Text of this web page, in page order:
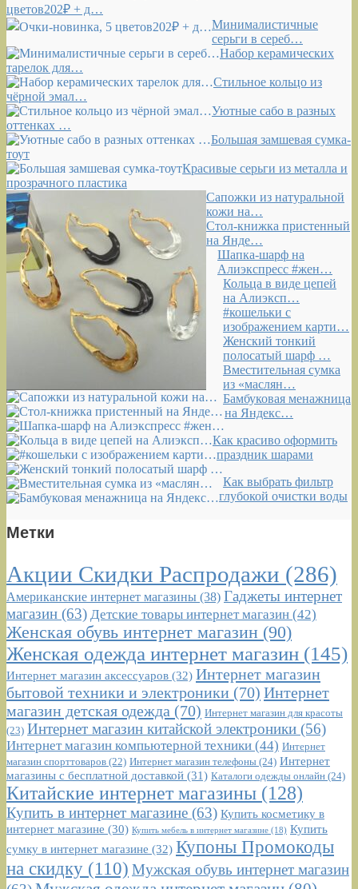
цветов202₽ + д…
Минималистичные
серьги в сереб…
Набор керамических
тарелок для…
Стильное кольцо из
чёрной эмал…
Уютные сабо в разных
оттенках …
Большая замшевая сумка-
тоут
Красивые серьги из металла и
прозрачного пластика
Сапожки из натуральной
кожи на…
Стол-книжка пристенный
на Янде…
Шапка-шарф на
Алиэкспресс #жен…
Кольца в виде цепей
на Алиэксп…
#кошельки с
изображением карти…
Женский тонкий
полосатый шарф …
Вместительная сумка
из «маслян…
Бамбуковая менажница
на Яндекс…
Как красиво оформить
праздник шарами
Как выбрать фильтр
глубокой очистки воды
Метки
Акции Скидки Распродажи (286)
Американские интернет магазины (38) Гаджеты интернет
магазин (63) Детские товары интернет магазин (42)
Женская обувь интернет магазин (90)
Женская одежда интернет магазин (145)
Интернет магазин аксессуаров (32) Интернет магазин
бытовой техники и электроники (70) Интернет
магазин детская одежда (70) Интернет магазин для красоты
(23) Интернет магазин китайской электроники (56)
Интернет магазин компьютерной техники (44) Интернет
магазин спорттоваров (22) Интернет магазин телефоны (24) Интернет
магазины с бесплатной доставкой (31) Каталоги одежды онлайн (24)
Китайские интернет магазины (128)
Купить в интернет магазине (63) Купить косметику в
интернет магазине (30) Купить мебель в интернет магазине (18) Купить
сумку в интернет магазине (32) Купоны Промокоды
на скидку (110) Мужская обувь интернет магазин